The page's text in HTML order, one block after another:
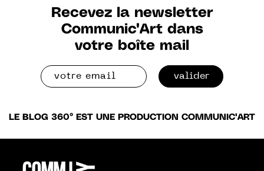
Recevez la newsletter
Communic'Art dans
votre boîte mail
valider
LE BLOG 360° EST UNE PRODUCTION COMMUNIC'ART